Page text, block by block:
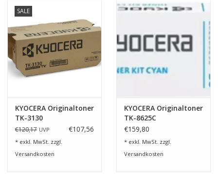
SALE
KYOCERA Originaltoner
TK-3130
€120,17 UVP €107,56
* exkl. MwSt. zzgl.
Versandkosten
KYOCERA Originaltoner
TK-8625C
€159,80
* exkl. MwSt. zzgl.
Versandkosten